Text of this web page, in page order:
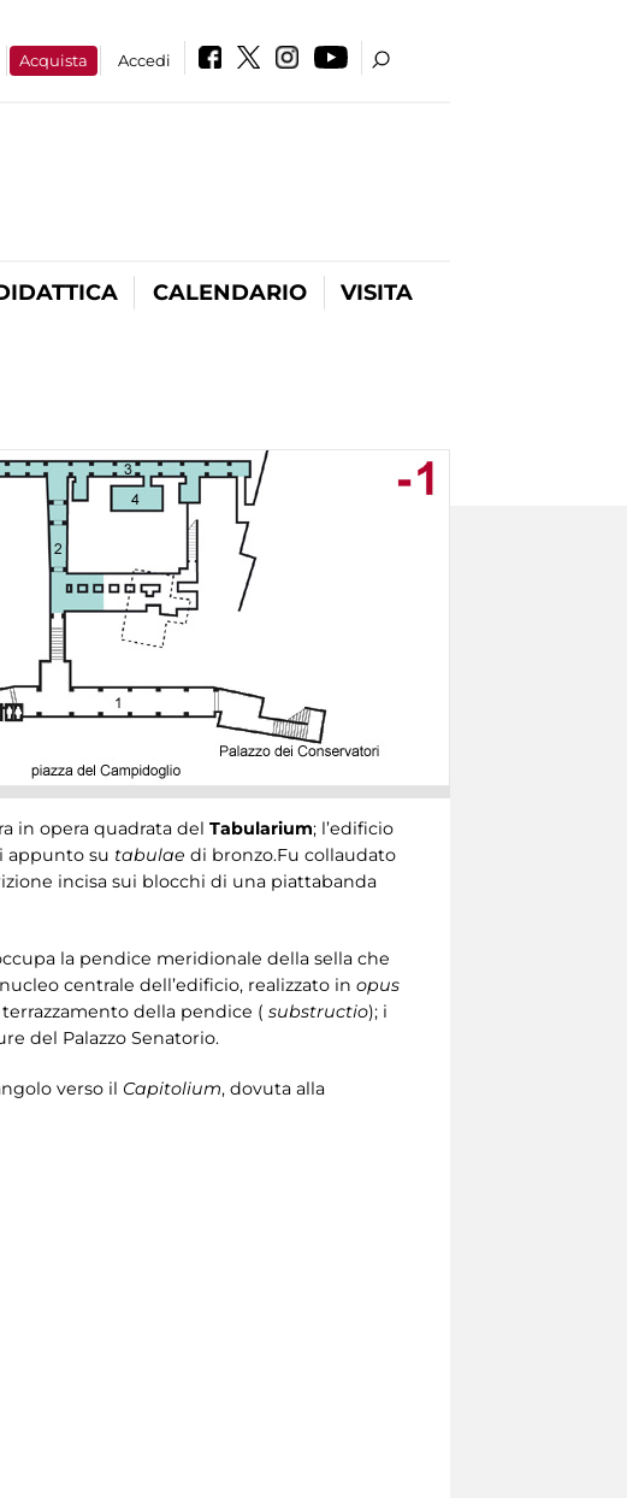
Acquista Accedi
CALENDARIO VISITA
in opera quadrata del Tabularium; l’edificio
appunto su tabulae di bronzo.Fu collaudato
incisa sui blocchi di una piattabanda
la pendice meridionale della sella che
centrale dell’edificio, realizzato in opus
della pendice ( substructio); i
del Palazzo Senatorio.
verso il Capitolium, dovuta alla